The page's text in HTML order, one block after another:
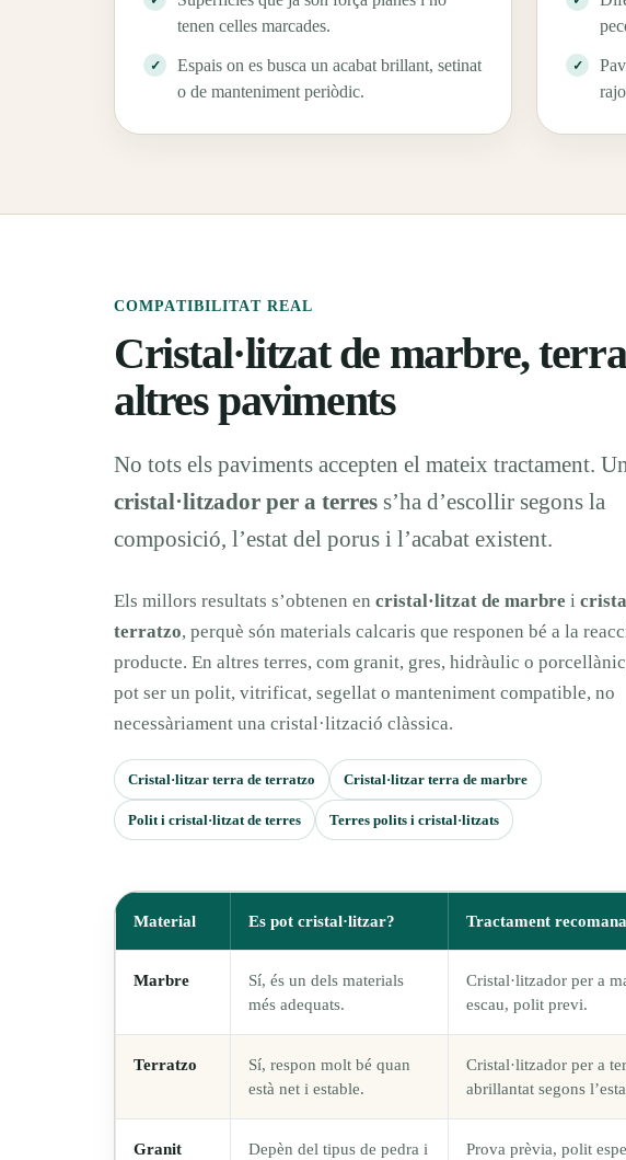
tenen celles marcades.
Espais on es busca un acabat brillant, setinat
o de manteniment periòdic.
COMPATIBILITAT REAL
Cristal·litzat de marbre,
altres paviments
No tots els paviments accepten el mateix tractament.
cristal·litzador per a terres s’ha d’escollir segons la
composició, l’estat del porus i l’acabat existent.
Els millors resultats s’obtenen en cristal·litzat de marbre i
terratzo, perquè són materials calcaris que responen bé a la
producte. En altres terres, com granit, gres, hidràulic o
pot ser un polit, vitrificat, segellat o manteniment compatible, no
necessàriament una cristal·lització clàssica.
Cristal·litzar terra de terratzo Cristal·litzar terra de marbre
Polit i cristal·litzat de terres Terres polits i cristal·litzats
Material Es pot cristal·litzar? Tractament
Marbre
Sí, és un dels materials
més adequats.
Cristal·litzador per a
escau, polit previ.
Terratzo
Sí, respon molt bé quan
està net i estable.
Cristal·litzador per a
abrillantat segons
Granit Depèn del tipus de pedra i Prova prèvia, polit